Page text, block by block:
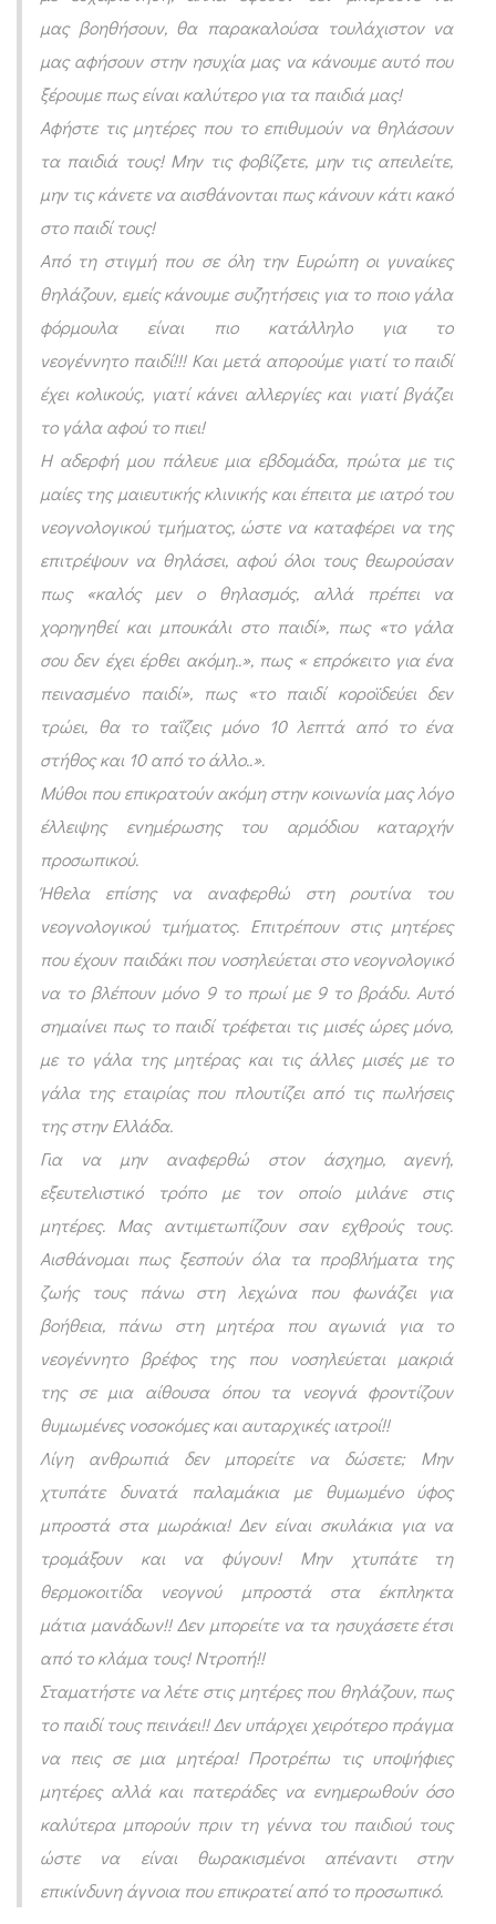
μας βοηθήσουν, θα παρακαλούσα τουλάχιστον να
μας αφήσουν στην ησυχία μας να κάνουμε αυτό που
ξέρουμε πως είναι καλύτερο για τα παιδιά μας!
Αφήστε τις μητέρες που το επιθυμούν να θηλάσουν
τα παιδιά τους! Μην τις φοβίζετε, μην τις απειλείτε,
μην τις κάνετε να αισθάνονται πως κάνουν κάτι κακό
στο παιδί τους!
Από τη στιγμή που σε όλη την Ευρώπη οι γυναίκες
θηλάζουν, εμείς κάνουμε συζητήσεις για το ποιο γάλα
φόρμουλα είναι πιο κατάλληλο για το
νεογέννητο παιδί!!! Και μετά απορούμε γιατί το παιδί
έχει κολικούς, γιατί κάνει αλλεργίες και γιατί βγάζει
το γάλα αφού το πιει!
Η αδερφή μου πάλευε μια εβδομάδα, πρώτα με τις
μαίες της μαιευτικής κλινικής και έπειτα με ιατρό του
νεογνολογικού τμήματος, ώστε να καταφέρει να της
επιτρέψουν να θηλάσει, αφού όλοι τους θεωρούσαν
πως «καλός μεν ο θηλασμός, αλλά πρέπει να
χορηγηθεί και μπουκάλι στο παιδί», πως «το γάλα
σου δεν έχει έρθει ακόμη..», πως « επρόκειτο για ένα
πεινασμένο παιδί», πως «το παιδί κοροϊδεύει δεν
τρώει, θα το ταΐζεις μόνο 10 λεπτά από το ένα
στήθος και 10 από το άλλο..».
Μύθοι που επικρατούν ακόμη στην κοινωνία μας λόγο
έλλειψης ενημέρωσης του αρμόδιου καταρχήν
προσωπικού.
Ήθελα επίσης να αναφερθώ στη ρουτίνα του
νεογνολογικού τμήματος. Επιτρέπουν στις μητέρες
που έχουν παιδάκι που νοσηλεύεται στο νεογνολογικό
να το βλέπουν μόνο 9 το πρωί με 9 το βράδυ. Αυτό
σημαίνει πως το παιδί τρέφεται τις μισές ώρες μόνο,
με το γάλα της μητέρας και τις άλλες μισές με το
γάλα της εταιρίας που πλουτίζει από τις πωλήσεις
της στην Ελλάδα.
Για να μην αναφερθώ στον άσχημο, αγενή,
εξευτελιστικό τρόπο με τον οποίο μιλάνε στις
μητέρες. Μας αντιμετωπίζουν σαν εχθρούς τους.
Αισθάνομαι πως ξεσπούν όλα τα προβλήματα της
ζωής τους πάνω στη λεχώνα που φωνάζει για
βοήθεια, πάνω στη μητέρα που αγωνιά για το
νεογέννητο βρέφος της που νοσηλεύεται μακριά
της σε μια αίθουσα όπου τα νεογνά φροντίζουν
θυμωμένες νοσοκόμες και αυταρχικές ιατροί!!
Λίγη ανθρωπιά δεν μπορείτε να δώσετε; Μην
χτυπάτε δυνατά παλαμάκια με θυμωμένο ύφος
μπροστά στα μωράκια! Δεν είναι σκυλάκια για να
τρομάξουν και να φύγουν! Μην χτυπάτε τη
θερμοκοιτίδα νεογνού μπροστά στα έκπληκτα
μάτια μανάδων!! Δεν μπορείτε να τα ησυχάσετε έτσι
από το κλάμα τους! Ντροπή!!
Σταματήστε να λέτε στις μητέρες που θηλάζουν, πως
το παιδί τους πεινάει!! Δεν υπάρχει χειρότερο πράγμα
να πεις σε μια μητέρα! Προτρέπω τις υποψήφιες
μητέρες αλλά και πατεράδες να ενημερωθούν όσο
καλύτερα μπορούν πριν τη γέννα του παιδιού τους
ώστε να είναι θωρακισμένοι απέναντι στην
επικίνδυνη άγνοια που επικρατεί από το προσωπικό.